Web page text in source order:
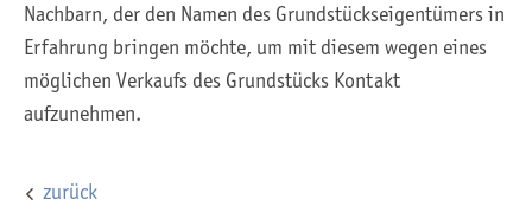
Nachbarn, der den Namen des Grundstückseigentümers in
Erfahrung bringen möchte, um mit diesem wegen eines
möglichen Verkaufs des Grundstücks Kontakt
aufzunehmen.
zurück